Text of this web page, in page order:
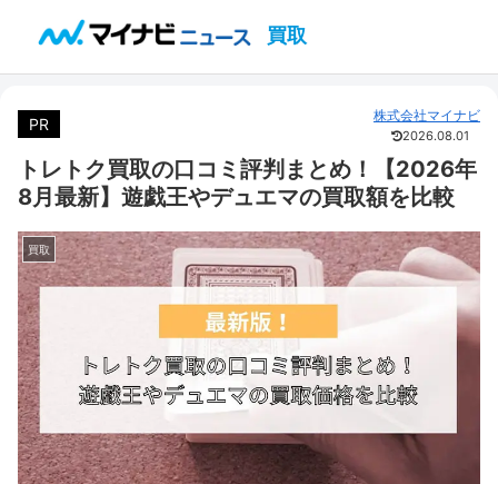
買取
PR 株式会社マイナビ
2026.08.01
トレトク買取の口コミ評判まとめ！【2026年
8月最新】遊戯王やデュエマの買取額を比較
買取